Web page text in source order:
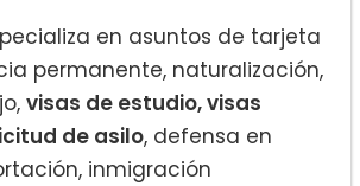
en asuntos de tarjeta
permanente, naturalización,
visas de estudio, visas
de asilo, defensa en
inmigración